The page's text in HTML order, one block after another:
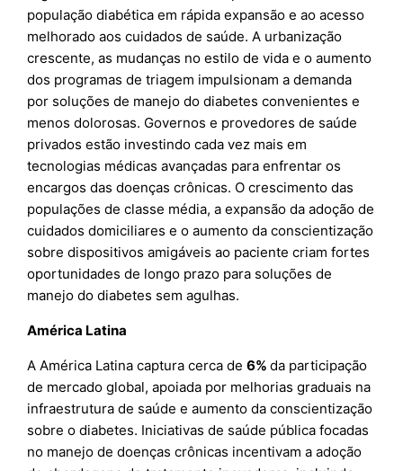
população diabética em rápida expansão e ao acesso
melhorado aos cuidados de saúde. A urbanização
crescente, as mudanças no estilo de vida e o aumento
dos programas de triagem impulsionam a demanda
por soluções de manejo do diabetes convenientes e
menos dolorosas. Governos e provedores de saúde
privados estão investindo cada vez mais em
tecnologias médicas avançadas para enfrentar os
encargos das doenças crônicas. O crescimento das
populações de classe média, a expansão da adoção de
cuidados domiciliares e o aumento da conscientização
sobre dispositivos amigáveis ao paciente criam fortes
oportunidades de longo prazo para soluções de
manejo do diabetes sem agulhas.
América Latina
A América Latina captura cerca de6%da participação
de mercado global, apoiada por melhorias graduais na
infraestrutura de saúde e aumento da conscientização
sobre o diabetes. Iniciativas de saúde pública focadas
no manejo de doenças crônicas incentivam a adoção